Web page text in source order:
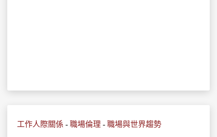
工作人際關係 - 職場倫理 - 職場與世界趨勢